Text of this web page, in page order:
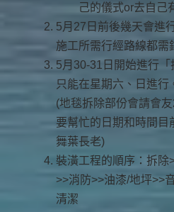
己的儀式or去自己
5月27日前後幾天會進
施工所需行經路線都需
5月30-31日開始進行
只能在星期六、日進行
(地毯拆除部份會請會
要幫忙的日期和時間目
舞葉長老)
裝潢工程的順序：拆除
>>消防>>油漆/地坪>>
清潔